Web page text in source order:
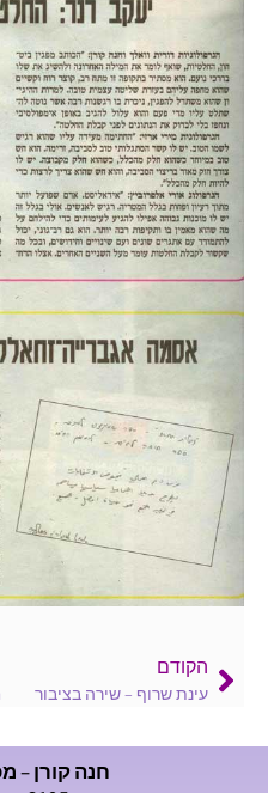
הקודם
עינת שרוף – שירה בציבור
חנה קורן –